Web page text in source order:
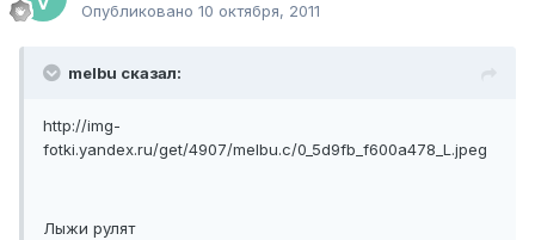
Опубликовано 10 октября, 2011
melbu сказал:
http://img-
fotki.yandex.ru/get/4907/melbu.c/0_5d9fb_f600a478_L.jpeg
Лыжи рулят